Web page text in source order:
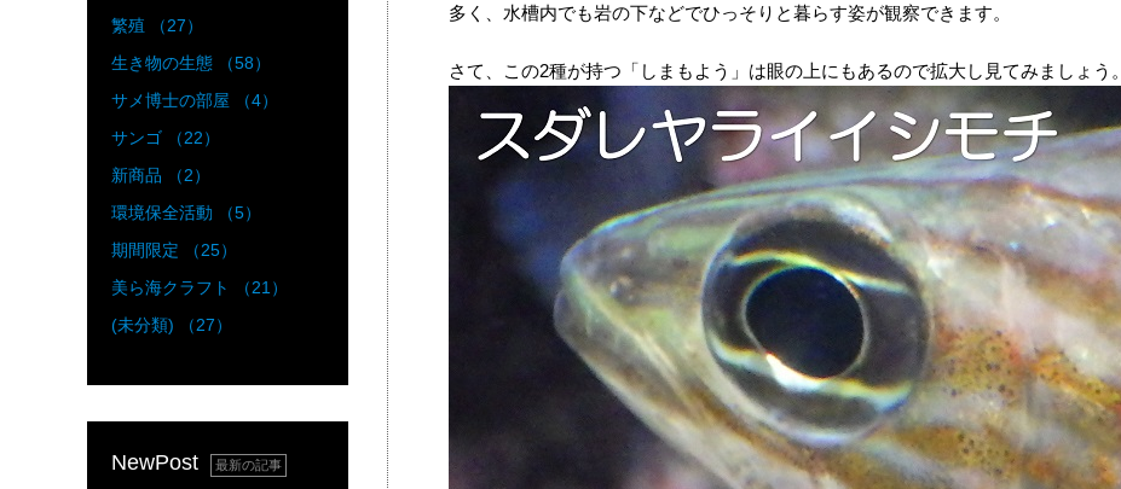
多く、水槽内でも岩の下などでひっそりと暮らす姿が観察できます。
さて、この2種が持つ「しまもよう」は眼の上にもあるので拡大し見てみましょう。
繁殖 （27）
生き物の生態 （58）
サメ博士の部屋 （4）
サンゴ （22）
新商品 （2）
環境保全活動 （5）
期間限定 （25）
美ら海クラフト （21）
(未分類) （27）
NewPost 最新の記事